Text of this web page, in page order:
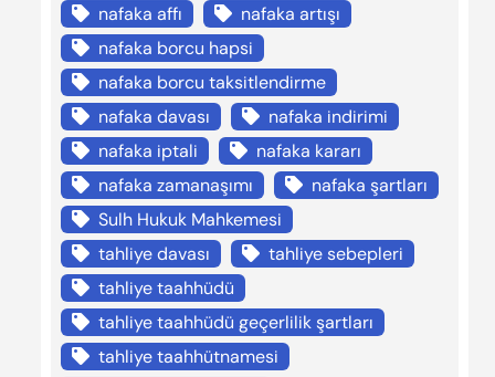
nafaka affı
nafaka artışı
nafaka borcu hapsi
nafaka borcu taksitlendirme
nafaka davası
nafaka indirimi
nafaka iptali
nafaka kararı
nafaka zamanaşımı
nafaka şartları
Sulh Hukuk Mahkemesi
tahliye davası
tahliye sebepleri
tahliye taahhüdü
tahliye taahhüdü geçerlilik şartları
tahliye taahhütnamesi